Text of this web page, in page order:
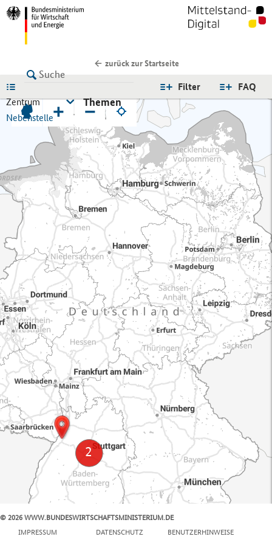
zurück zur Startseite
FAQ
Filter
Zentrum
Nebenstelle
Themen
+ −
© 2026 WWW.BUNDESWIRTSCHAFTSMINISTERIUM.DE
IMPRESSUM
DATENSCHUTZ BENUTZERHINWEISE